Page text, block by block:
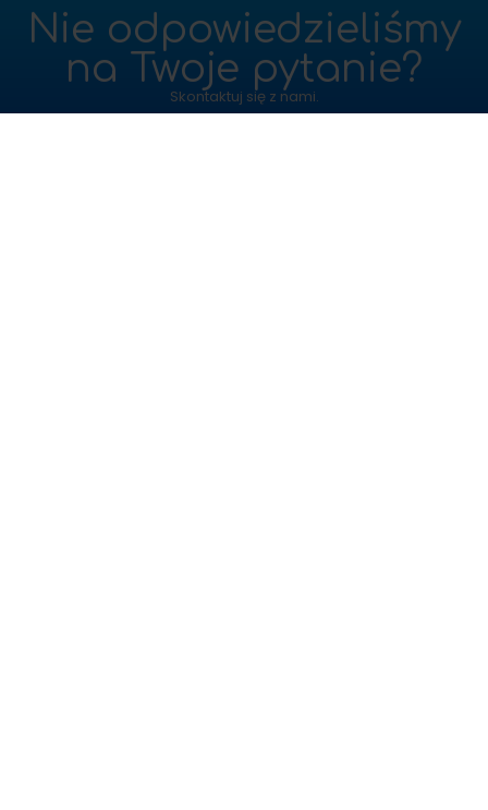
Nie odpowiedzieliśmy
na Twoje pytanie?
Skontaktuj się z nami.